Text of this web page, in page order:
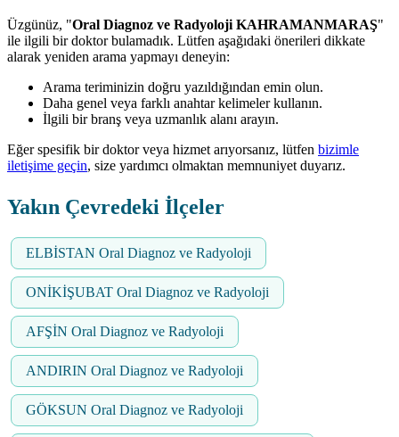
Üzgünüz, "Oral Diagnoz ve Radyoloji KAHRAMANMARAŞ"
ile ilgili bir doktor bulamadık. Lütfen aşağıdaki önerileri dikkate
alarak yeniden arama yapmayı deneyin:
Arama teriminizin doğru yazıldığından emin olun.
Daha genel veya farklı anahtar kelimeler kullanın.
İlgili bir branş veya uzmanlık alanı arayın.
Eğer spesifik bir doktor veya hizmet arıyorsanız, lütfen bizimle
iletişime geçin, size yardımcı olmaktan memnuniyet duyarız.
Yakın Çevredeki İlçeler
ELBİSTAN Oral Diagnoz ve Radyoloji
ONİKİŞUBAT Oral Diagnoz ve Radyoloji
AFŞİN Oral Diagnoz ve Radyoloji
ANDIRIN Oral Diagnoz ve Radyoloji
GÖKSUN Oral Diagnoz ve Radyoloji